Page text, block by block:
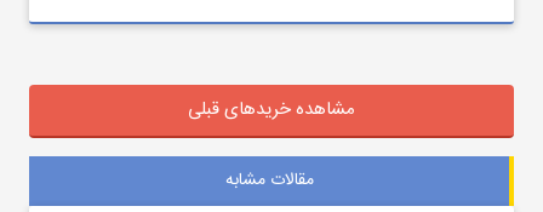
مشاهده خریدهای قبلی
مقالات مشابه